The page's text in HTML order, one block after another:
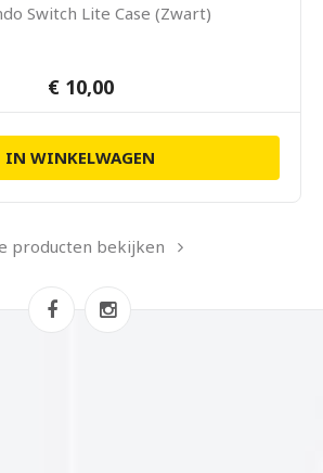
Switch Lite Case (Zwart)
€ 10,00
IN WINKELWAGEN
producten bekijken